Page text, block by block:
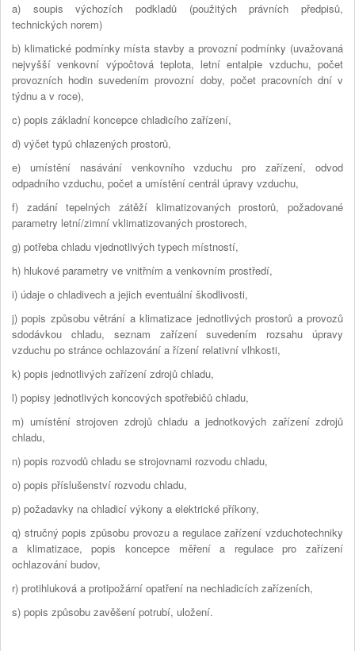
a) soupis výchozích podkladů (použitých právních předpisů,
technických norem)
b) klimatické podmínky místa stavby a provozní podmínky (uvažovaná
nejvyšší venkovní výpočtová teplota, letní entalpie vzduchu, počet
provozních hodin suvedením provozní doby, počet pracovních dní v
týdnu a v roce),
c) popis základní koncepce chladicího zařízení,
d) výčet typů chlazených prostorů,
e) umístění nasávání venkovního vzduchu pro zařízení, odvod
odpadního vzduchu, počet a umístění centrál úpravy vzduchu,
f) zadání tepelných zátěží klimatizovaných prostorů, požadované
parametry letní/zimní vklimatizovaných prostorech,
g) potřeba chladu vjednotlivých typech místností,
h) hlukové parametry ve vnitřním a venkovním prostředí,
i) údaje o chladivech a jejich eventuální škodlivosti,
j) popis způsobu větrání a klimatizace jednotlivých prostorů a provozů
sdodávkou chladu, seznam zařízení suvedením rozsahu úpravy
vzduchu po stránce ochlazování a řízení relativní vlhkosti,
k) popis jednotlivých zařízení zdrojů chladu,
l) popisy jednotlivých koncových spotřebičů chladu,
m) umístění strojoven zdrojů chladu a jednotkových zařízení zdrojů
chladu,
n) popis rozvodů chladu se strojovnami rozvodu chladu,
o) popis příslušenství rozvodu chladu,
p) požadavky na chladicí výkony a elektrické příkony,
q) stručný popis způsobu provozu a regulace zařízení vzduchotechniky
a klimatizace, popis koncepce měření a regulace pro zařízení
ochlazování budov,
r) protihluková a protipožární opatření na nechladicích zařízeních,
s) popis způsobu zavěšení potrubí, uložení.